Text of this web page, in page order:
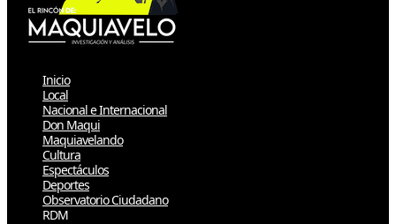
Inicio
Local
Nacional e Internacional
Don Maqui
Maquiavelando
Cultura
Espectáculos
Deportes
Observatorio Ciudadano
RDM